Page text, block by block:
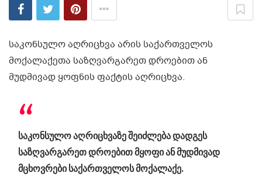
საკონსულო აღრიცხვა არის საქართველოს
მოქალაქეთა საზღვარგარეთ დროებით ან
მუდმივად ყოფნის ფაქტის აღრიცხვა.
საკონსულო აღრიცხვაზე შეიძლება დადგეს
საზღვარგარეთ დროებით მყოფი ან მუდმივად
მცხოვრები საქართველოს მოქალაქე.